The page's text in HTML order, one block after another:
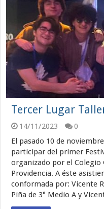
Tercer Lugar
14/11/2023
0
El pasado 10 de
participar del primer
organizado por el Colegio
Providencia. A éste
conformada por: Vicente
Piña de 3° Medio A y